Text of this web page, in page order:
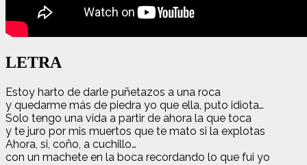
LETRA
Estoy harto de darle puñetazos a una roca
y quedarme más de piedra yo que ella, puto idiota…
Solo tengo una vida a partir de ahora la que toca
y te juro por mis muertos que te mato si la explotas
Ahora, si, coño, a cuchillo…
con un machete en la boca recordando lo que fui yo